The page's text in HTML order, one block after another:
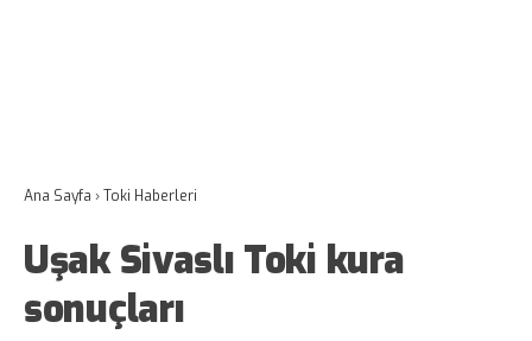
Ana Sayfa ›Toki Haberleri
Uşak Sivaslı Toki kura
sonuçları